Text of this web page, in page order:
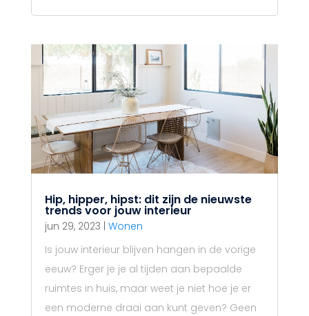
Hip, hipper, hipst: dit zijn de nieuwste
trends voor jouw interieur
jun 29, 2023 Wonen
Is jouw interieur blijven hangen in de vorige
eeuw? Erger je je al tijden aan bepaalde
ruimtes in huis, maar weet je niet hoe je er
een moderne draai aan kunt geven? Geen